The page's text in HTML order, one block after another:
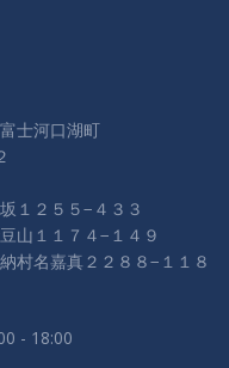
士河口湖町
１２５５−４３３
山１１７４−１４９
村名嘉真２２８８−１１８
- 18:00